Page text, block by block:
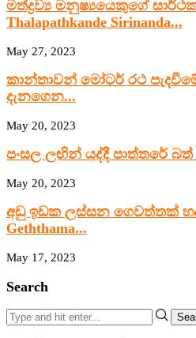
මත්ද්‍රව්‍ය මනුෂ්‍යයෙකුගේ
Thalapathkande Sirinanda...
May 27, 2023
කාන්තාවන් මෝටර් රථ
දැනගෙන...
May 20, 2023
පංසල ලඟින් යද්දී පාත්තරේ
May 20, 2023
අඩු ඉඩක ලස්සන ගෙවත්තක්
Geththama...
May 17, 2023
Search